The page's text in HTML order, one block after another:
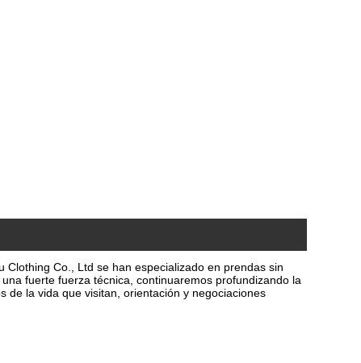
Clothing Co., Ltd se han especializado en prendas sin
fuerte fuerza técnica, continuaremos profundizando la
de la vida que visitan, orientación y negociaciones